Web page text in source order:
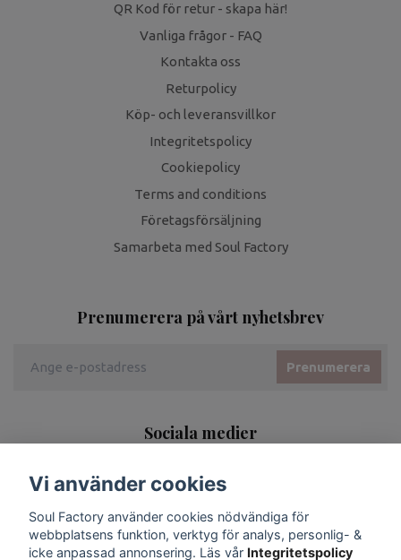
QR Kod för retur - skapa här!
Vanliga frågor - FAQ
Kontakta oss
Returpolicy
Köp- och leveransvillkor
Integritetspolicy
Cookiepolicy
Terms and conditions
Företagsförsäljning
Samarbeta med Soul Factory
Prenumerera på vårt nyhetsbrev
Prenumerera
Sociala medier
Vi använder cookies
Soul Factory använder cookies nödvändiga för
webbplatsens funktion, verktyg för analys, personlig- &
icke anpassad annonsering. Läs vår Integritetspolicy